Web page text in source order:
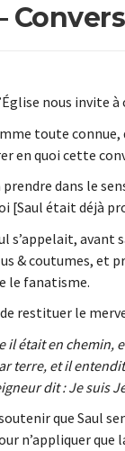
nous invite
toute
en quoi cette
dans le
[Saul était déjà
s’appelait,
& coutumes,
le fanatisme.
restituer le
il était en chemin,
terre, et il
dit : Je suis
que Saul
n’appliquer que